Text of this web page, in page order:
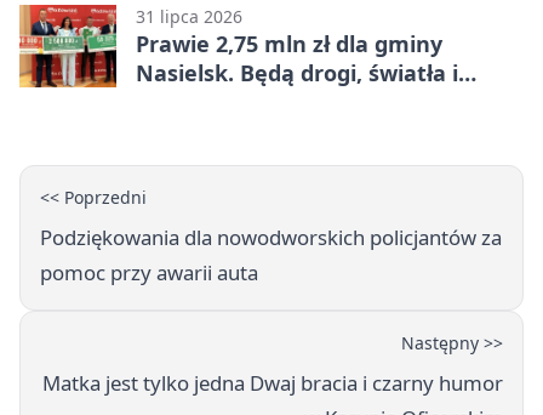
31 lipca 2026
Prawie 2,75 mln zł dla gminy
Nasielsk. Będą drogi, światła i
<< Poprzedni
Podziękowania dla nowodworskich policjantów za
pomoc przy awarii auta
Następny >>
Matka jest tylko jedna Dwaj bracia i czarny humor